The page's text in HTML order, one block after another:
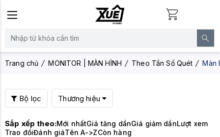
Trang chủ MONITOR | MÀN HÌNH Theo Tần Số Quét Màn
Bộ lọc Thương hiệu
Sắp xếp theo:Mới nhấtGiá tăng dầnGiá giảm dầnLượt xem
Trao đổiĐánh giáTên A->ZCòn hàng